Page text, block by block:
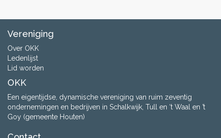
Vereniging
Over OKK
Ledenlijst
Lid worden
OKK
Een eigentijdse, dynamische vereniging van ruim zeventig
ondernemingen en bedrijven in Schalkwijk, Tull en ‘t Waal en ’t
Goy (gemeente Houten)